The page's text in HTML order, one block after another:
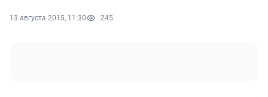
13 августа 2015, 11:30 245